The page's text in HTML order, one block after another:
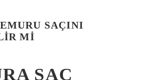
SAÇINI
MI
SAÇ